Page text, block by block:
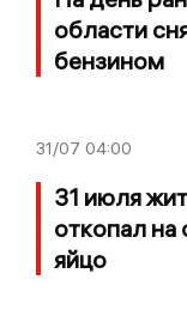
области
бензином
31/07 04:00
31 июля
откопал
яйцо